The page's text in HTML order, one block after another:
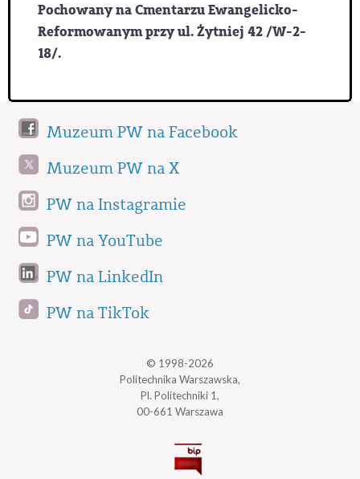
Pochowany na Cmentarzu Ewangelicko-
Reformowanym przy ul. Żytniej 42 /W-2-
18/.
Muzeum PW na Facebook
Muzeum PW na X
PW na Instagramie
PW na YouTube
PW na LinkedIn
PW na TikTok
© 1998-2026
Politechnika Warszawska,
Pl. Politechniki 1,
00-661 Warszawa